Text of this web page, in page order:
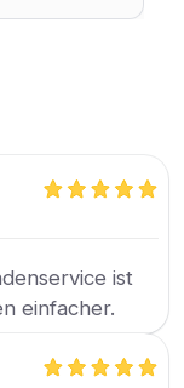
ist
einfacher.